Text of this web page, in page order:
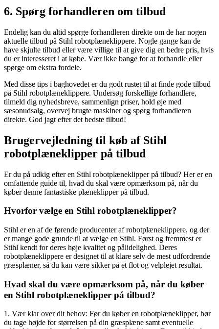
6. Spørg forhandleren om tilbud
Endelig kan du altid spørge forhandleren direkte om de har nogen
aktuelle tilbud på Stihl robotplæneklippere. Nogle gange kan de
have skjulte tilbud eller være villige til at give dig en bedre pris, hvis
du er interesseret i at købe. Vær ikke bange for at forhandle eller
spørge om ekstra fordele.
Med disse tips i baghovedet er du godt rustet til at finde gode tilbud
på Stihl robotplæneklippere. Undersøg forskellige forhandlere,
tilmeld dig nyhedsbreve, sammenlign priser, hold øje med
sæsonudsalg, overvej brugte maskiner og spørg forhandleren
direkte. God jagt efter det bedste tilbud!
Brugervejledning til køb af Stihl
robotplæneklipper på tilbud
Er du på udkig efter en Stihl robotplæneklipper på tilbud? Her er en
omfattende guide til, hvad du skal være opmærksom på, når du
køber denne fantastiske plæneklipper på tilbud.
Hvorfor vælge en Stihl robotplæneklipper?
Stihl er en af de førende producenter af robotplæneklippere, og der
er mange gode grunde til at vælge en Stihl. Først og fremmest er
Stihl kendt for deres høje kvalitet og pålidelighed. Deres
robotplæneklippere er designet til at klare selv de mest udfordrende
græsplæner, så du kan være sikker på et flot og velplejet resultat.
Hvad skal du være opmærksom på, når du køber
en Stihl robotplæneklipper på tilbud?
1. Vær klar over dit behov: Før du køber en robotplæneklipper, bør
du tage højde for størrelsen på din græsplæne samt eventuelle